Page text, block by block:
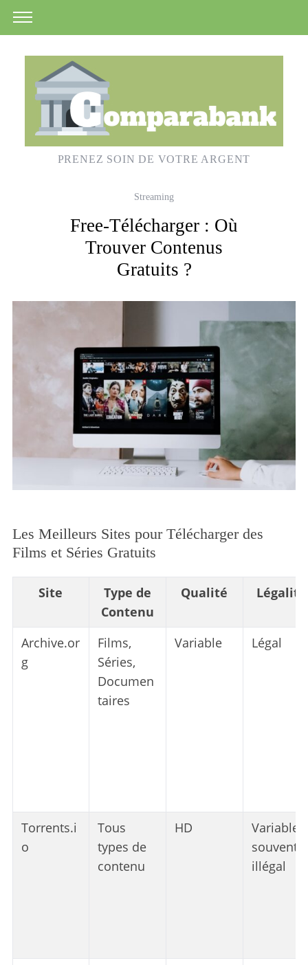
PRENEZ SOIN DE VOTRE ARGENT
Streaming
Free-Télécharger : Où
Trouver Contenus
Gratuits ?
Les Meilleurs Sites pour Télécharger des
Films et Séries Gratuits
Site
Type de
Contenu
Qualité Légalité
Archive.or
g
Films,
Séries,
Documen
taires
Variable Légal
Torrents.i
o
Tous
types de
contenu
HD
Variable,
souvent
illégal